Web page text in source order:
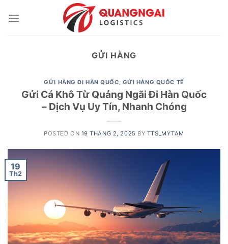
GỬI HÀNG
GỬI HÀNG ĐI HÀN QUỐC, GỬI HÀNG QUỐC TẾ
Gửi Cá Khô Từ Quảng Ngãi Đi Hàn Quốc
– Dịch Vụ Uy Tín, Nhanh Chóng
POSTED ON 19 THÁNG 2, 2025 BY TTS_MYTAM
19
Th2